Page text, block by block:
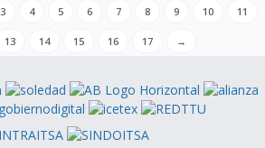
3 4 5 6 7 8 9 10 11
13 14 15 16 17 →